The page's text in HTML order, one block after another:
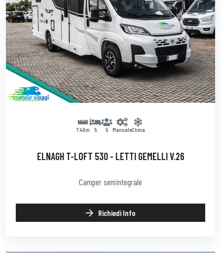
7.40m 5 5 ManualeClima
ELNAGH T-LOFT 530 - LETTI GEMELLI V.26
Camper semintegrale
Richiedi Info